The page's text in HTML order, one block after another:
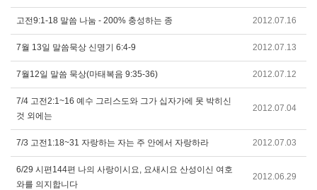
고전9:1-18 말씀 나눔 - 200% 충성하는 종 2012.07.16
7월 13일 말씀묵상 신명기 6:4-9 2012.07.13
7월12일 말씀 묵상(마태복음 9:35-36) 2012.07.12
7/4 고전2:1~16 예수 그리스도와 그가 십자가에 못 박히신
것 외에는
2012.07.04
7/3 고전1:18~31 자랑하는 자는 주 안에서 자랑하라 2012.07.03
6/29 시편144편 나의 사랑이시요, 요새시요 산성이신 여호
와를 의지합니다
2012.06.29